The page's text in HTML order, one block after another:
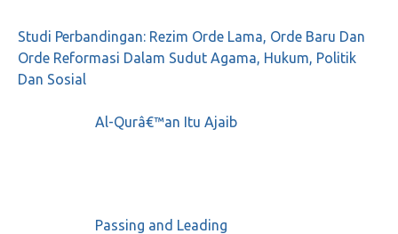
Studi Perbandingan: Rezim Orde Lama, Orde Baru Dan
Orde Reformasi Dalam Sudut Agama, Hukum, Politik
Dan Sosial
Al-Qurâ€™an Itu Ajaib
Passing and Leading